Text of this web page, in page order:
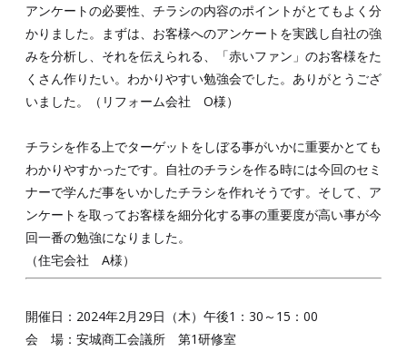
アンケートの必要性、チラシの内容のポイントがとてもよく分
かりました。まずは、お客様へのアンケートを実践し自社の強
みを分析し、それを伝えられる、「赤いファン」のお客様をた
くさん作りたい。わかりやすい勉強会でした。ありがとうござ
いました。（リフォーム会社 O様）
チラシを作る上でターゲットをしぼる事がいかに重要かとても
わかりやすかったです。自社のチラシを作る時には今回のセミ
ナーで学んだ事をいかしたチラシを作れそうです。そして、ア
ンケートを取ってお客様を細分化する事の重要度が高い事が今
回一番の勉強になりました。
（住宅会社 A様）
開催日：2024年2月29日（木）午後1：30～15：00
会 場：安城商工会議所 第1研修室